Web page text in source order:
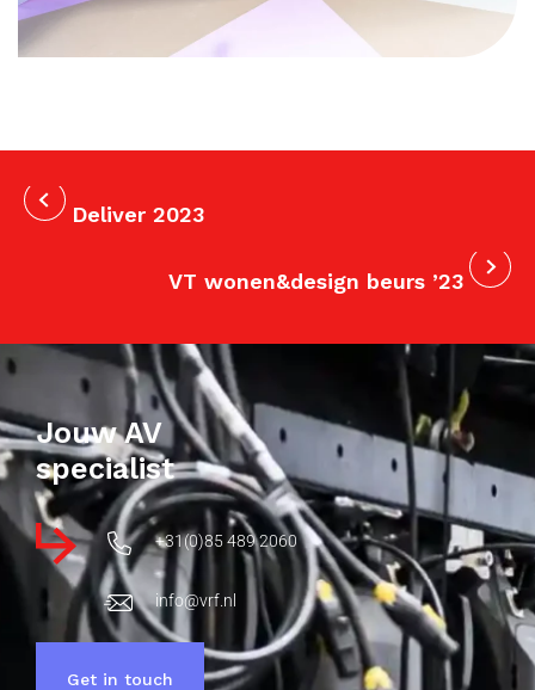
Deliver 2023
VT wonen&design beurs ’23
Jouw AV
specialist
+31(0)85 489 2060
info@vrf.nl
Get in touch